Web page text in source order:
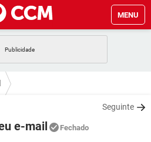
MENU
GMAIL
WHATSAPP
Seguinte
e-mail Fechado